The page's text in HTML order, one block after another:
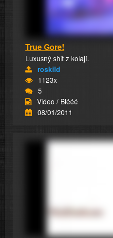
True Gore!
Luxusný shit z kolají.
roskild
1123x
5
Video / Blééé
08/01/2011